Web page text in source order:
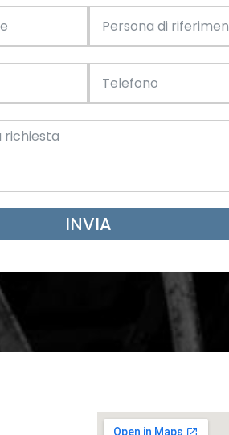
Catalogo
Acciaio
INVIA